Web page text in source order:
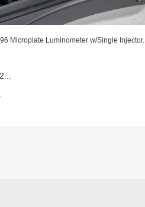
Microplate Luminometer w/Single Injector.